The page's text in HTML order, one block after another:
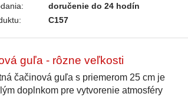
doručenie do 24 hodín
C157
guľa - rôzne veľkosti
čačinová guľa s priemerom 25 cm je
doplnkom pre vytvorenie atmosféry